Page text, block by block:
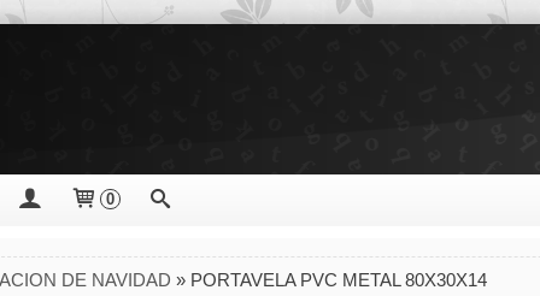
0
DE NAVIDAD » PORTAVELA PVC METAL 80X30X14